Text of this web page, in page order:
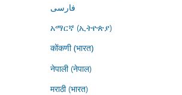
فارسى
አማርኛ (ኢትዮጵያ)
कोंकणी (भारत)
नेपाली (नेपाल)
मराठी (भारत)